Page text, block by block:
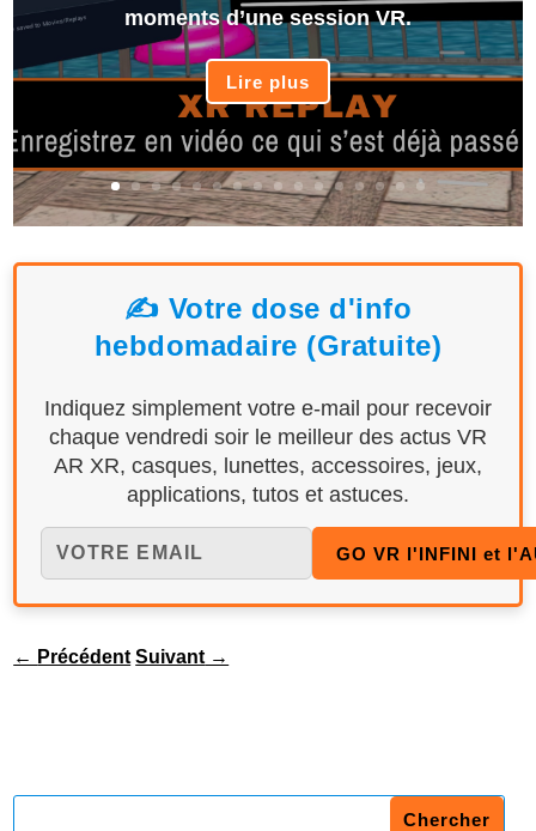
moments d’une session VR.
Lire plus
✍️ Votre dose d'info
hebdomadaire (Gratuite)
Indiquez simplement votre e-mail pour recevoir
chaque vendredi soir le meilleur des actus VR
AR XR, casques, lunettes, accessoires, jeux,
applications, tutos et astuces.
← Précédent Suivant →